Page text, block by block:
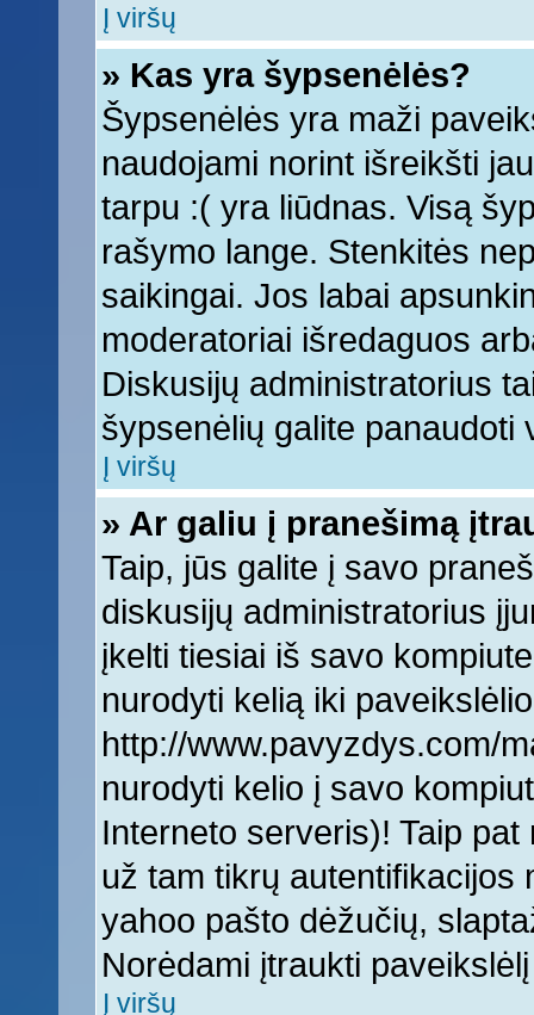
Į viršų
» Kas yra šypsenėlės?
Šypsenėlės yra maži
naudojami norint išreikšti
tarpu :( yra liūdnas. Visą
rašymo lange. Stenkitės
saikingai. Jos labai
moderatoriai išredaguos
Diskusijų administratorius
šypsenėlių galite panaudoti
Į viršų
» Ar galiu į pranešimą
Taip, jūs galite į savo
diskusijų administratorius
įkelti tiesiai iš savo
nurodyti kelią iki
http://www.pavyzdys.com/
nurodyti kelio į savo
Interneto serveris)! Taip
už tam tikrų autentifikacijos
yahoo pašto dėžučių,
Norėdami įtraukti
Į viršų